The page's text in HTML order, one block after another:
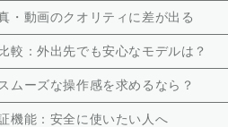
・動画のクオリティに差が出る
較：外出先でも安心なモデルは？
ムーズな操作感を求めるなら？
機能：安全に使いたい人へ